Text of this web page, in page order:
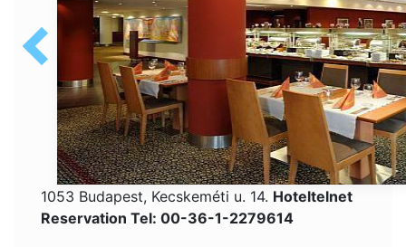
1053 Budapest, Kecskeméti u. 14. Hoteltelnet
Reservation Tel: 00-36-1-2279614